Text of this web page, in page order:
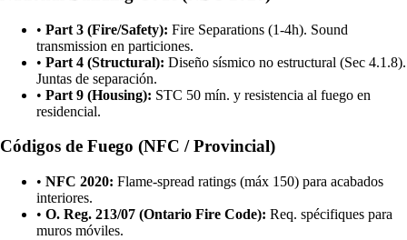
• Part 3 (Fire/Safety): Fire Separations (1-4h). Sound
transmission en particiones.
• Part 4 (Structural): Diseño sísmico no estructural (Sec 4.1.8).
Juntas de separación.
• Part 9 (Housing): STC 50 mín. y resistencia al fuego en
residencial.
Códigos de Fuego (NFC / Provincial)
• NFC 2020: Flame-spread ratings (máx 150) para acabados
interiores.
• O. Reg. 213/07 (Ontario Fire Code): Req. spécifiques para
muros móviles.